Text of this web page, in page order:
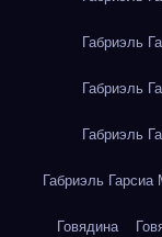
Габриэль
Габриэль
Габриэль
Габриэль
Говядина